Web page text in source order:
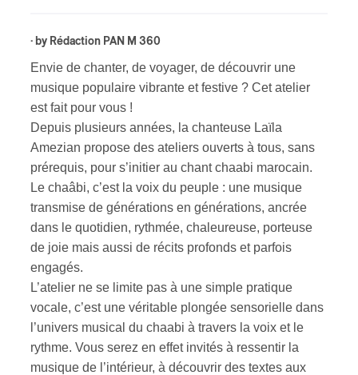
· by Rédaction PAN M 360
Envie de chanter, de voyager, de découvrir une
musique populaire vibrante et festive ? Cet atelier
est fait pour vous !
Depuis plusieurs années, la chanteuse Laïla
Amezian propose des ateliers ouverts à tous, sans
prérequis, pour s’initier au chant chaabi marocain.
Le chaâbi, c’est la voix du peuple : une musique
transmise de générations en générations, ancrée
dans le quotidien, rythmée, chaleureuse, porteuse
de joie mais aussi de récits profonds et parfois
engagés.
L’atelier ne se limite pas à une simple pratique
vocale, c’est une véritable plongée sensorielle dans
l’univers musical du chaabi à travers la voix et le
rythme. Vous serez en effet invités à ressentir la
musique de l’intérieur, à découvrir des textes aux